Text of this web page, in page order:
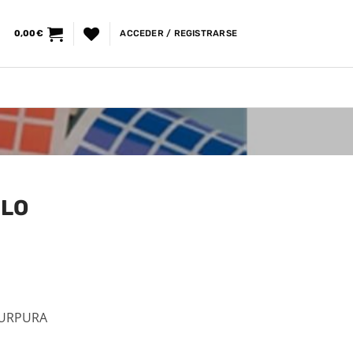
0,00€ ACCEDER / REGISTRARSE